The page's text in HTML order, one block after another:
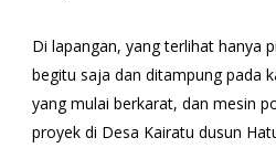
Di lapangan, yang terlihat hanya
begitu saja dan ditampung pada
yang mulai berkarat, dan mesin
proyek di Desa Kairatu dusun